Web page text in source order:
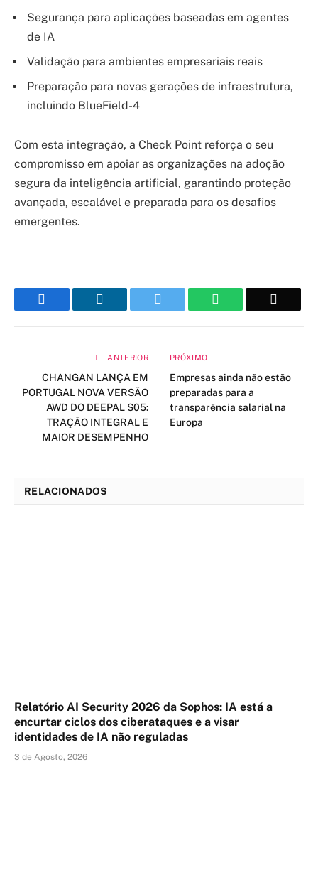
Segurança para aplicações baseadas em agentes
de IA
Validação para ambientes empresariais reais
Preparação para novas gerações de infraestrutura,
incluindo BlueField-4
Com esta integração, a Check Point reforça o seu
compromisso em apoiar as organizações na adoção
segura da inteligência artificial, garantindo proteção
avançada, escalável e preparada para os desafios
emergentes.
WhatsApp
ANTERIOR
CHANGAN LANÇA EM
PORTUGAL NOVA VERSÃO
AWD DO DEEPAL S05:
TRAÇÃO INTEGRAL E
MAIOR DESEMPENHO
PRÓXIMO
Empresas ainda não estão
preparadas para a
transparência salarial na
Europa
RELACIONADOS
Relatório AI Security 2026 da Sophos: IA está a
encurtar ciclos dos ciberataques e a visar
identidades de IA não reguladas
3 de Agosto, 2026